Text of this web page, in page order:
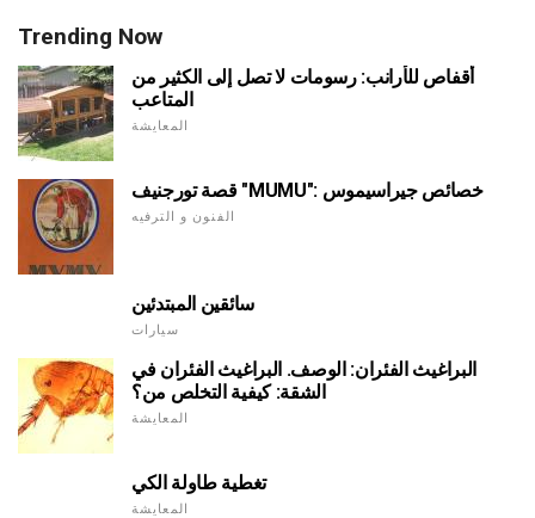
Trending Now
أقفاص للأرانب: رسومات لا تصل إلى الكثير من
المتاعب
المعايشة
قصة تورجنيف "MUMU": خصائص جيراسيموس
الفنون و الترفيه
سائقين المبتدئين
سيارات
البراغيث الفئران: الوصف. البراغيث الفئران في
الشقة: كيفية التخلص من؟
المعايشة
تغطية طاولة الكي
المعايشة